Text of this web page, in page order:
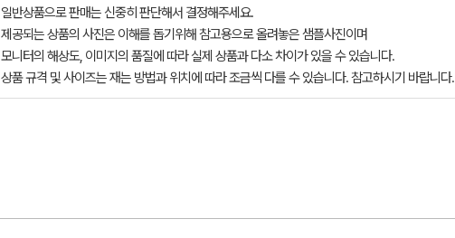
일반상품으로 판매는 신중히 판단해서 결정해주세요.
제공되는 상품의 사진은 이해를 돕기위해 참고용으로 올려놓은 샘플사진이며
모니터의 해상도, 이미지의 품질에 따라 실제 상품과 다소 차이가 있을 수 있습니다.
상품 규격 및 사이즈는 재는 방법과 위치에 따라 조금씩 다를 수 있습니다. 참고하시기 바랍니다.